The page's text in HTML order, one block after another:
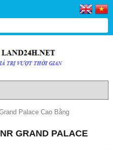
Palace Cao Bằng
GRAND PALACE